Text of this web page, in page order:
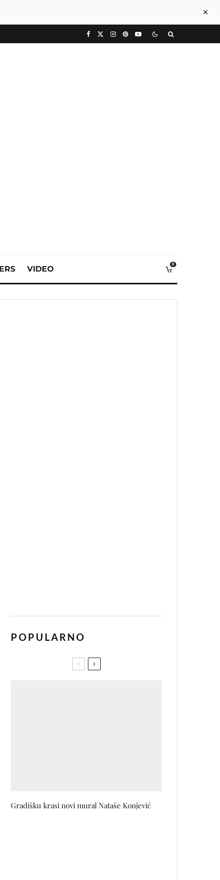
VIDEO 0
POPULARNO
Gradišku krasi novi mural Nataše Konjević